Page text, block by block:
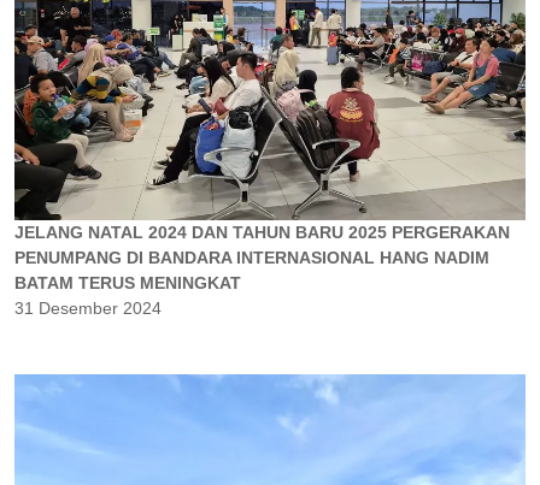
JELANG NATAL 2024 DAN TAHUN BARU 2025 PERGERAKAN
PENUMPANG DI BANDARA INTERNASIONAL HANG NADIM
BATAM TERUS MENINGKAT
31 Desember 2024